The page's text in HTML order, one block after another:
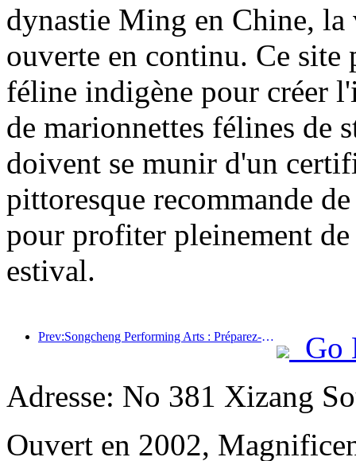
dynastie Ming en Chine, la
ouverte en continu. Ce
féline indigène pour créer
de marionnettes félines de
doivent se munir d'un
pittoresque recommande
pour profiter pleinement
estival.
Prev:Songcheng Performing Arts : Préparez-vous à la fois au contenu du marché et à celui des événements pendant la haute saison touristique estivale
Go
Adresse: No 381 Xizang
Ouvert en 2002,